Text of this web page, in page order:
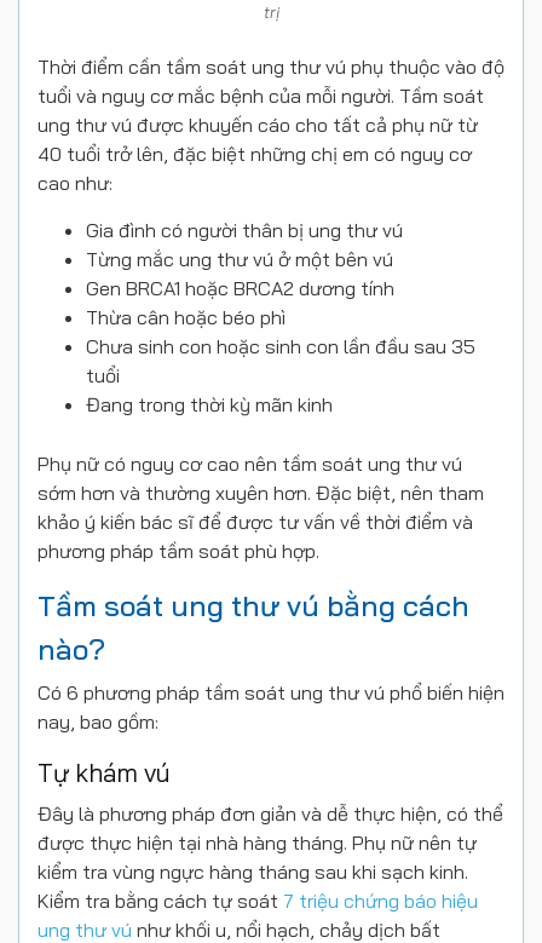
trị
Thời điểm cần tầm soát ung thư vú phụ thuộc vào độ
tuổi và nguy cơ mắc bệnh của mỗi người. Tầm soát
ung thư vú được khuyến cáo cho tất cả phụ nữ từ
40 tuổi trở lên, đặc biệt những chị em có nguy cơ
cao như:
Gia đình có người thân bị ung thư vú
Từng mắc ung thư vú ở một bên vú
Gen BRCA1 hoặc BRCA2 dương tính
Thừa cân hoặc béo phì
Chưa sinh con hoặc sinh con lần đầu sau 35
tuổi
Đang trong thời kỳ mãn kinh
Phụ nữ có nguy cơ cao nên tầm soát ung thư vú
sớm hơn và thường xuyên hơn. Đặc biệt, nên tham
khảo ý kiến bác sĩ để được tư vấn về thời điểm và
phương pháp tầm soát phù hợp.
Tầm soát ung thư vú bằng cách
nào?
Có 6 phương pháp tầm soát ung thư vú phổ biến hiện
nay, bao gồm:
Tự khám vú
Đây là phương pháp đơn giản và dễ thực hiện, có thể
được thực hiện tại nhà hàng tháng. Phụ nữ nên tự
kiểm tra vùng ngực hàng tháng sau khi sạch kinh.
Kiểm tra bằng cách tự soát 7 triệu chứng báo hiệu
ung thư vú như khối u, nổi hạch, chảy dịch bất